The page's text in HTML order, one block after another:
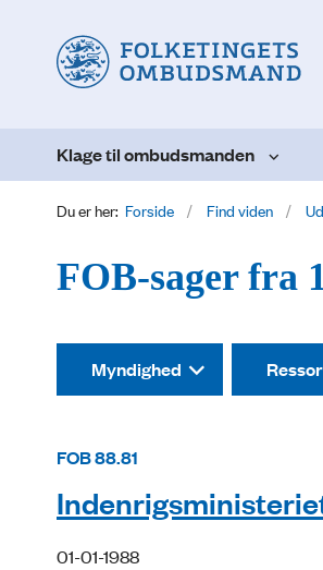
Klage til ombudsmanden
Du er her: Forside Find viden
FOB-sager fra
Myndighed
FOB 88.81
01-01-1988